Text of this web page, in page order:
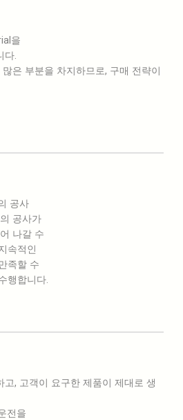
을
다.
은 부분을 차지하므로, 구매 전략이
공사
공사가
나갈 수
속적인
족할 수
행합니다.
고, 고객이 요구한 제품이 제대로 생
전을